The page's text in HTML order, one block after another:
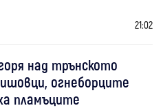
21:02
над трънското
огнеборците
пламъците